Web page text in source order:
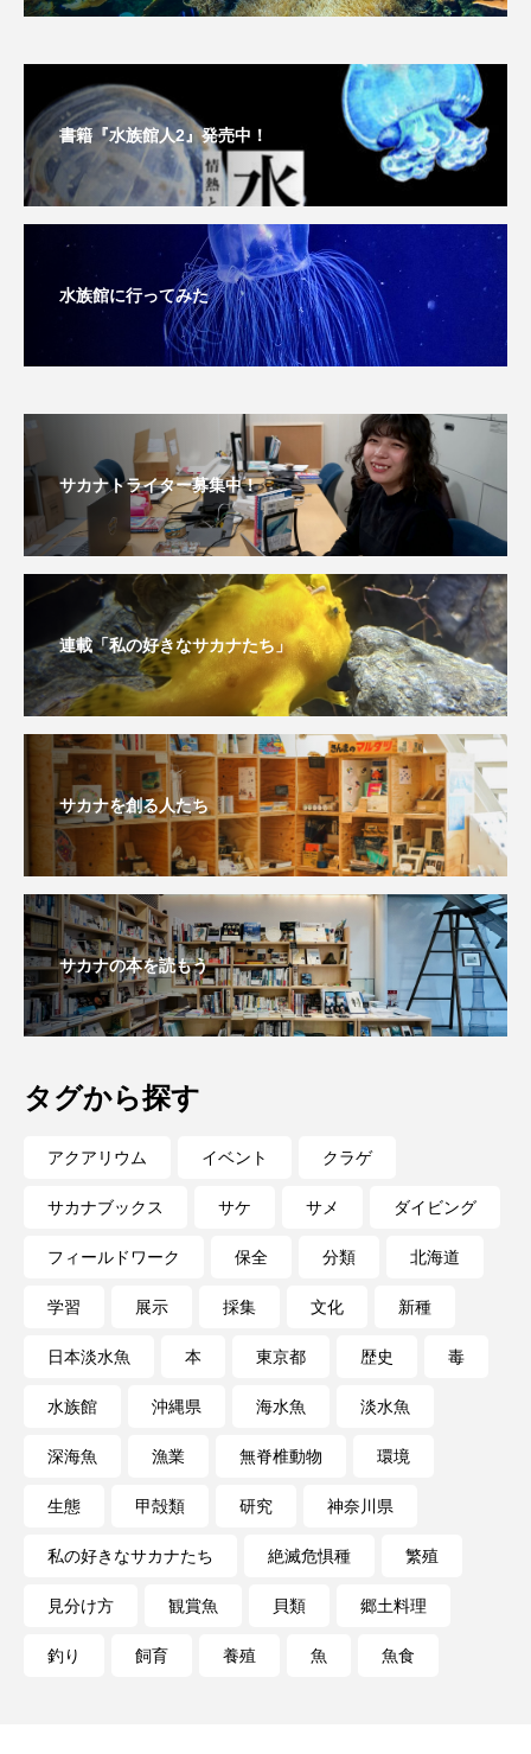
海綿動物 海遊館
海鳥 液浸標本 淡水魚
深海 深海生物 深海魚
渋川マリン水族館 渓流 湖
漁港 漫画 灯台
無脊椎動物 熱帯魚 牡蠣 特徴
環境保全
生きた化石 生態 生態系 生物多様性
産卵 田んぼ 甲殻類 発酵食品
白身魚 相模川 磯 磯焼け
磯遊び 神戸須磨シーワールド
私の好きなサカナたち 稚魚 絶滅危惧種
絶滅種 繁殖 繫殖 美ら海水族館
美容 群馬県 耳石 脊索動物
自然 自然保護 自由研究
葛西臨海公園 葛西臨海水族園
藻類 見分け方 観察 調査
資源 赤潮
軟体動物 軟骨魚類 近畿大学
郷土料理
魚食 鯛の鯛 鯨類 鰭脚類
鳥羽水族館 鴨川シーワールド
書籍『水族館人2』発売中！
水族館に行ってみた
サカナトライター募集中！
連載「私の好きなサカナたち」
サカナを創る人たち
サカナの本を読もう
タグから探す
アクアリウム イベント クラゲ
サカナブックス サケ サメ ダイビング
フィールドワーク 保全 分類 北海道
学習 展示 採集 文化 新種
日本淡水魚 本 東京都 歴史 毒
水族館 沖縄県 海水魚 淡水魚
深海魚 漁業 無脊椎動物 環境
生態 甲殻類 研究 神奈川県
私の好きなサカナたち 絶滅危惧種 繁殖
見分け方 観賞魚 貝類 郷土料理
釣り 飼育 養殖 魚 魚食